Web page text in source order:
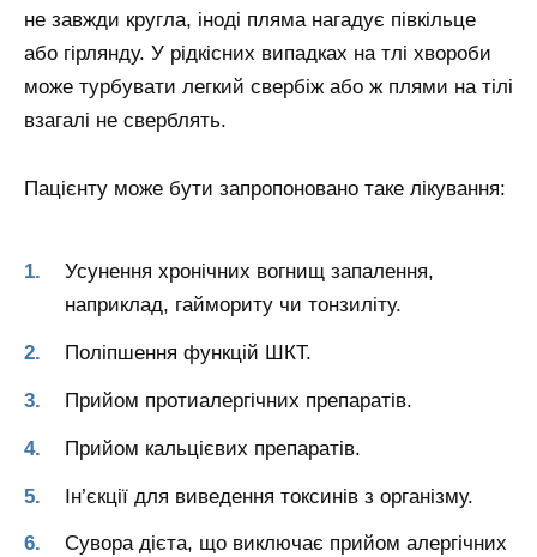
не завжди кругла, іноді пляма нагадує півкільце
або гірлянду. У рідкісних випадках на тлі хвороби
може турбувати легкий свербіж або ж плями на тілі
взагалі не сверблять.
Пацієнту може бути запропоновано таке лікування:
Усунення хронічних вогнищ запалення,
наприклад, гаймориту чи тонзиліту.
Поліпшення функцій ШКТ.
Прийом протиалергічних препаратів.
Прийом кальцієвих препаратів.
Ін’єкції для виведення токсинів з організму.
Сувора дієта, що виключає прийом алергічних